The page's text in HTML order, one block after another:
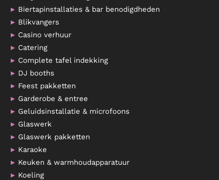
Biertapinstallaties & bar benodigdheden
Blikvangers
Casino verhuur
Catering
Complete tafel indekking
DJ booths
Feest pakketten
Garderobe & entree
Geluidsinstallatie & microfoons
Glaswerk
Glaswerk pakketten
Karaoke
Keuken & warmhoudapparatuur
Koeling